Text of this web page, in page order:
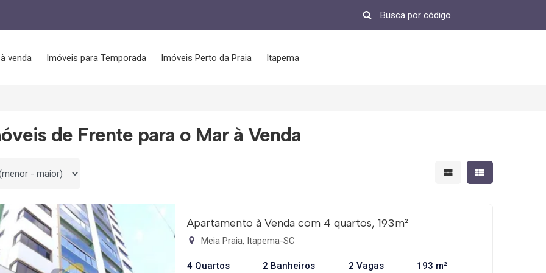
venda Imóveis para Temporada Imóveis Perto da Praia Itapema
de Frente para o Mar à Venda
por Mostrar resultados em
Mostrar
Apartamento à Venda com 4 quartos, 193m²
Meia Praia, Itapema-SC
4 Quartos 2 Banheiros 2 Vagas 193 m²